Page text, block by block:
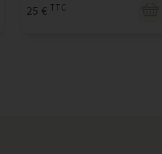
25 € TTC